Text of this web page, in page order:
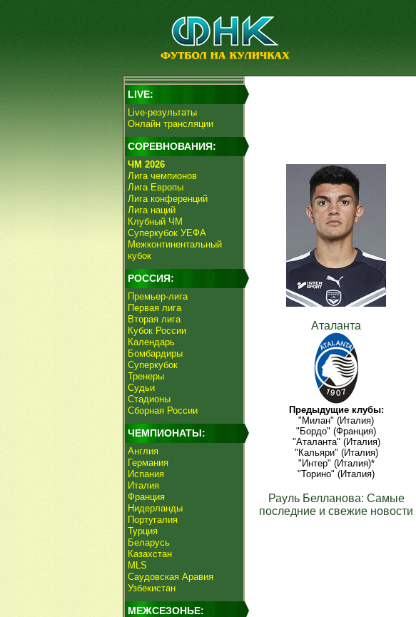
LIVE:
Live-результаты
Онлайн трансляции
СОРЕВНОВАНИЯ:
ЧМ 2026
Лига чемпионов
Лига Европы
Лига конференций
Лига наций
Клубный ЧМ
Суперкубок УЕФА
Межконтинентальный
кубок
РОССИЯ:
Премьер-лига
Первая лига
Вторая лига
Кубок России
Календарь
Бомбардиры
Суперкубок
Тренеры
Судьи
Стадионы
Сборная России
ЧЕМПИОНАТЫ:
Англия
Германия
Испания
Италия
Франция
Нидерланды
Португалия
Турция
Беларусь
Казахстан
MLS
Саудовская Аравия
Узбекистан
МЕЖСЕЗОНЬЕ:
Аталанта
Предыдущие клубы:
"Милан" (Италия)
"Бордо" (Франция)
"Аталанта" (Италия)
"Кальяри" (Италия)
"Интер" (Италия)*
"Торино" (Италия)
Рауль Белланова: Самые
последние и свежие новости